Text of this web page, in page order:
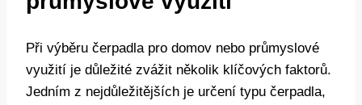
Při výběru čerpadla pro domov nebo průmyslové
využití je důležité zvážit několik klíčových faktorů.
Jedním z nejdůležitějších je určení typu čerpadla,